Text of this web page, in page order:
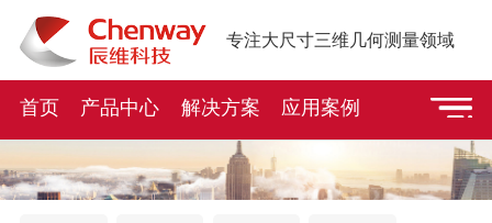
专注大尺寸三维几何测量领域
首页 产品中心 解决方案 应用案例